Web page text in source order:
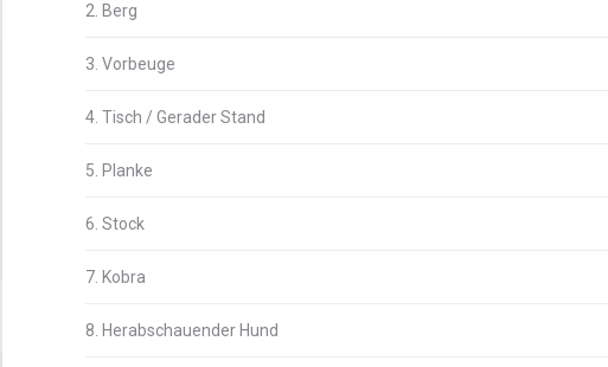
2. Berg
3. Vorbeuge
4. Tisch / Gerader Stand
5. Planke
6. Stock
7. Kobra
8. Herabschauender Hund